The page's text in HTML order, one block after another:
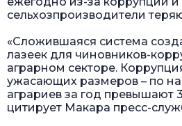
сельхозпроизводители
«Сложившаяся система
лазеек для чиновников-
аграрном секторе.
ужасающих размеров – по
аграриев за год превышают
цитирует Макара пресс-